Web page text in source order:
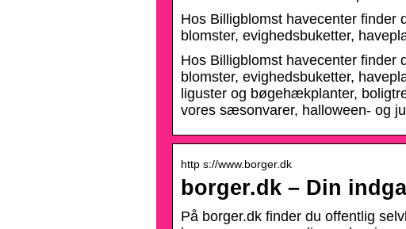
Hos Billigblomst havecenter finder
blomster, evighedsbuketter,
Hos Billigblomst havecenter finder
blomster, evighedsbuketter,
liguster og bøgehækplanter,
vores sæsonvarer, halloween- og
http s://www.borger.dk
borger.dk – Din
På borger.dk finder du offentlig